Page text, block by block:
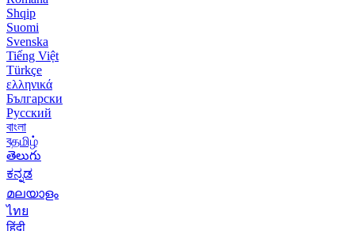
Shqip
Suomi
Svenska
Tiếng Việt
Türkçe
ελληνικά
Български
Русский
বাংলা
বதமிழ்
తెలుగు
ಕನ್ನಡ
മലയാളം
ไทย
हिंदी